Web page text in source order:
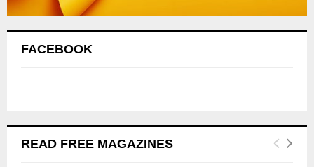
FACEBOOK
READ FREE MAGAZINES